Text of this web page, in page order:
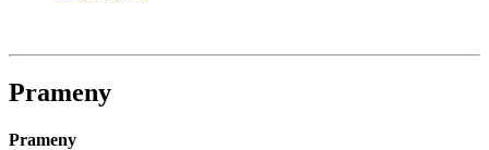
Prameny
Prameny